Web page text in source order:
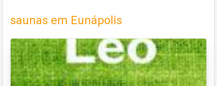
saunas em Eunápolis